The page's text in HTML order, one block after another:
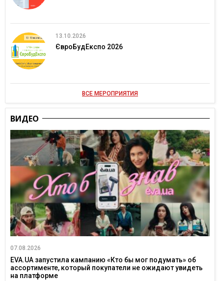
13.10.2026
ЄвроБудЕкспо 2026
ВСЕ МЕРОПРИЯТИЯ
ВИДЕО
07.08.2026
EVA.UA запустила кампанию «Кто бы мог подумать» об
ассортименте, который покупатели не ожидают увидеть
на платформе